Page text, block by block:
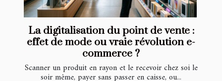
La digitalisation du point de vente :
effet de mode ou vraie révolution e-
commerce ?
Scanner un produit en rayon et le recevoir chez soi le
soir même, payer sans passer en caisse, ou...